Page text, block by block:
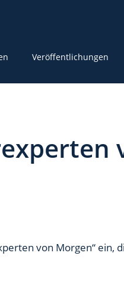
Veröffentlichungen
von Morgen“ ein,